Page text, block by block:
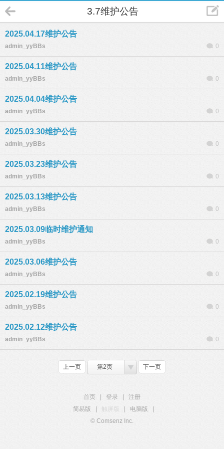
3.7维护公告
2025.04.17维护公告
admin_yyBBs 0
2025.04.11维护公告
admin_yyBBs 0
2025.04.04维护公告
admin_yyBBs 0
2025.03.30维护公告
admin_yyBBs 0
2025.03.23维护公告
admin_yyBBs 0
2025.03.13维护公告
admin_yyBBs 0
2025.03.09临时维护通知
admin_yyBBs 0
2025.03.06维护公告
admin_yyBBs 0
2025.02.19维护公告
admin_yyBBs 0
2025.02.12维护公告
admin_yyBBs 0
上一页 第2页 下一页
首页 登录
注册
简易版
触屏版 电脑版
© Comsenz Inc.